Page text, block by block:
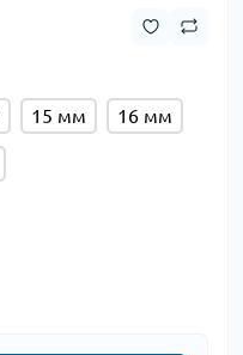
15 мм 16 мм